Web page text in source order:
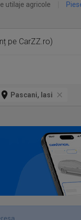
utilaje agricole
pe CarZZ.ro)
Pascani, Iasi